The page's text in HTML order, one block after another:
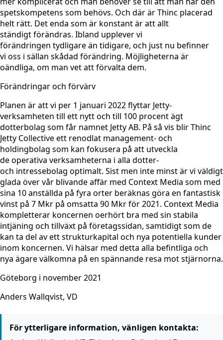
spetskompetens som behövs. Och där är Thinc placerad
helt rätt. Det enda som är konstant är att allt
ständigt förändras. Ibland upplever vi
förändringen tydligare än tidigare, och just nu befinner
vi oss i sällan skådad förändring. Möjligheterna är
oändliga, om man vet att förvalta dem.
Förändringar och förvärv
Planen är att vi per 1 januari 2022 flyttar Jetty-
verksamheten till ett nytt och till 100 procent ägt
dotterbolag som får namnet Jetty AB. På så vis blir Thinc
Jetty Collective ett renodlat management- och
holdingbolag som kan fokusera på att utveckla
de operativa verksamheterna i alla dotter-
och intressebolag optimalt. Sist men inte minst är vi väldigt
glada över vår blivande affär med Context Media som med
sina 10 anställda på fyra orter beräknas göra en fantastisk
vinst på 7 Mkr på omsatta 90 Mkr för 2021. Context Media
kompletterar koncernen oerhört bra med sin stabila
intjäning och tillväxt på företagssidan, samtidigt som de
kan ta del av ett strukturkapital och nya potentiella kunder
inom koncernen. Vi hälsar med detta alla befintliga och
nya ägare välkomna på en spännande resa mot stjärnorna.
Göteborg i november 2021
Anders Wallqvist, VD
För ytterligare information, vänligen kontakta: